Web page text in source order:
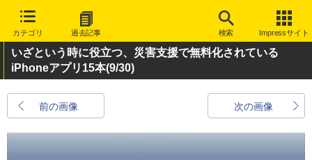
カテゴリ 過去記事 検索 Impressサイト
いざという時に役立つ、災害支援で無料化されている
iPhoneアプリ15本(9/30)
前の画像 次の画像